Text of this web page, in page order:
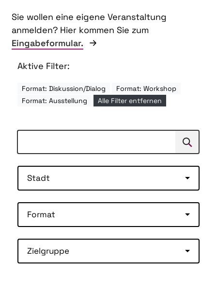
Sie wollen eine eigene Veranstaltung
anmelden? Hier kommen Sie zum
Eingabeformular.
Aktive Filter:
Format: Diskussion/Dialog
Format: Workshop
Format: Ausstellung
Alle Filter entfernen
Suchen
Stadt
Format
Zielgruppe